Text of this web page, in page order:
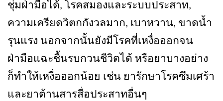
ชุ่มฝ่ามือได้, โรคสมองและระบบประสาท,
ความเครียดวิตกกังวลมาก, เบาหวาน, ขาดน้ำ
รุนแรง นอกจากนั้นยังมีโรคที่เหงื่อออกจน
ฝ่ามือแฉะชื้นรบกวนชีวิตได้ หรือยาบางอย่าง
ก็ทำให้เหงื่อออกน้อย เช่น ยารักษาโรคซึมเศร้า
และยาต้านสารสื่อประสาทอื่นๆ